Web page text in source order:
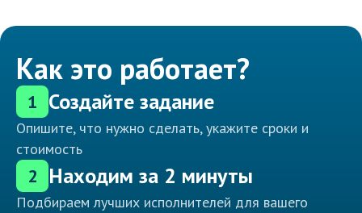
Как это работает?
1 Создайте задание
Опишите, что нужно сделать, укажите сроки и
стоимость
2 Находим за 2 минуты
Подбираем лучших исполнителей для вашего